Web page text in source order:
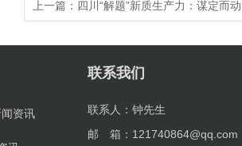
上一篇： 四川“解题”新质生产力：谋定而动
闻资讯
联系我们
联系人：钟先生
邮 箱：121740864@qq.com